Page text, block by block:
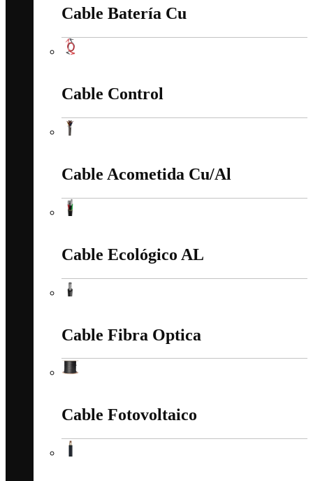
Cable Batería Cu
Cable Control
Cable Acometida Cu/Al
Cable Ecológico AL
Cable Fibra Optica
Cable Fotovoltaico